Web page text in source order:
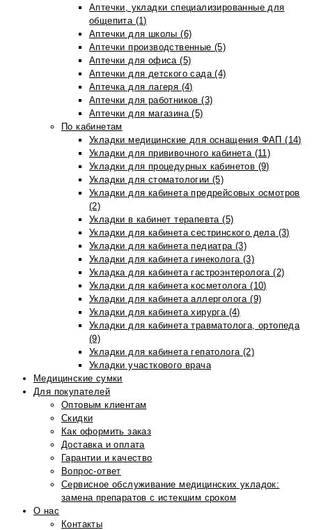
Аптечки, укладки специализированные для
общепита (1)
Аптечки для школы (6)
Аптечки производственные (5)
Аптечки для офиса (5)
Аптечки для детского сада (4)
Аптечка для лагеря (4)
Аптечки для работников (3)
Аптечки для магазина (5)
По кабинетам
Укладки медицинские для оснащения ФАП (14)
Укладки для прививочного кабинета (11)
Укладки для процедурных кабинетов (9)
Укладки для стоматологии (5)
Укладки для кабинета предрейсовых осмотров
(2)
Укладки в кабинет терапевта (5)
Укладки для кабинета сестринского дела (3)
Укладки для кабинета педиатра (3)
Укладки для кабинета гинеколога (3)
Укладка для кабинета гастроэнтеролога (2)
Укладки для кабинета косметолога (10)
Укладки для кабинета аллерголога (9)
Укладки для кабинета хирурга (4)
Укладки для кабинета травматолога, ортопеда
(9)
Укладки для кабинета гепатолога (2)
Укладки участкового врача
Медицинские сумки
Для покупателей
Оптовым клиентам
Скидки
Как оформить заказ
Доставка и оплата
Гарантии и качество
Вопрос-ответ
Сервисное обслуживание медицинских укладок:
замена препаратов с истекшим сроком
О нас
Контакты